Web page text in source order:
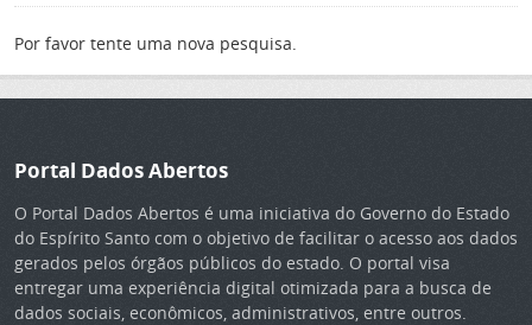
Por favor tente uma nova pesquisa.
Portal Dados Abertos
O Portal Dados Abertos é uma iniciativa do Governo do Estado
do Espírito Santo com o objetivo de facilitar o acesso aos dados
gerados pelos órgãos públicos do estado. O portal visa
entregar uma experiência digital otimizada para a busca de
dados sociais, econômicos, administrativos, entre outros.